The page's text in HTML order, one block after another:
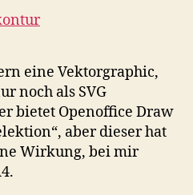
eine Vektorgraphic,
noch als SVG
bietet Openoffice Draw
aber dieser hat
Wirkung, bei mir